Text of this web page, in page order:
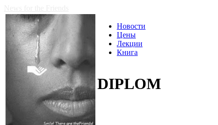
Новости
Цены
Лекции
Книга
DIPLOM